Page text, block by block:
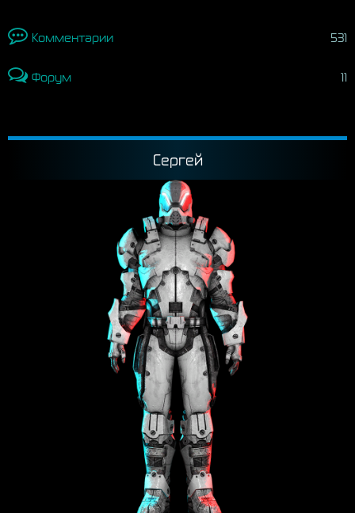
Комментарии 531
Форум 11
Сергей